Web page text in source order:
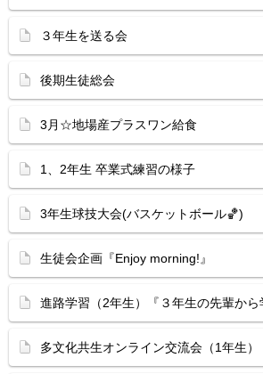
３年生を送る会
後期生徒総会
3月☆地場産プラスワン給食
1、2年生 卒業式練習の様子
3年生球技大会(バスケットボール🏀)
生徒会企画『Enjoy morning!』
進路学習（2年生）『３年生の先輩から
多文化共生オンライン交流会（1年生）